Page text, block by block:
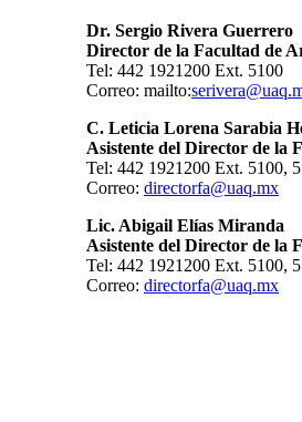
Dr. Sergio Rivera Guerrero
Director de la Facultad de
Tel: 442 1921200 Ext. 5100
Correo: mailto:
C. Leticia Lorena Sarabia
Asistente del Director de la
Tel: 442 1921200 Ext. 5100,
Correo: directorfa@uaq.mx
Lic. Abigail Elías Miranda
Asistente del Director de la
Tel: 442 1921200 Ext. 5100,
Correo: directorfa@uaq.mx